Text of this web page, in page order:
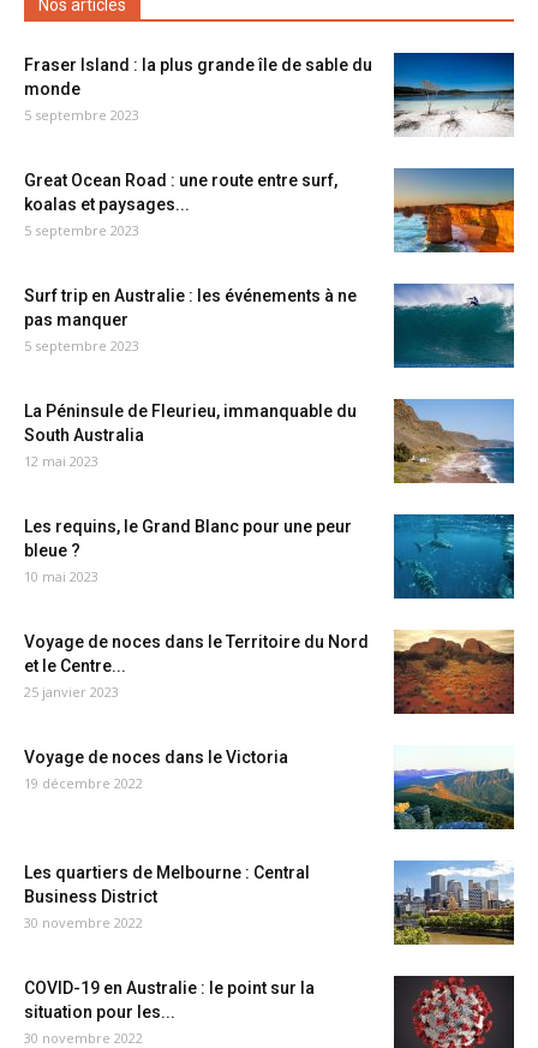
Nos articles
Fraser Island : la plus grande île de sable du
monde
5 septembre 2023
Great Ocean Road : une route entre surf,
koalas et paysages...
5 septembre 2023
Surf trip en Australie : les événements à ne
pas manquer
5 septembre 2023
La Péninsule de Fleurieu, immanquable du
South Australia
12 mai 2023
Les requins, le Grand Blanc pour une peur
bleue ?
10 mai 2023
Voyage de noces dans le Territoire du Nord
et le Centre...
25 janvier 2023
Voyage de noces dans le Victoria
19 décembre 2022
Les quartiers de Melbourne : Central
Business District
30 novembre 2022
COVID-19 en Australie : le point sur la
situation pour les...
30 novembre 2022